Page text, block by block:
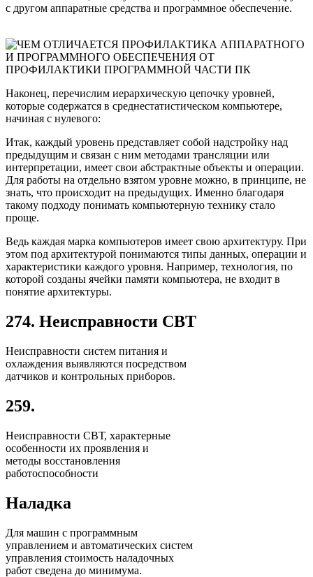
с другом аппаратные средства и программное обеспечение.
Наконец, перечислим иерархическую цепочку уровней,
которые содержатся в среднестатистическом компьютере,
начиная с нулевого:
Итак, каждый уровень представляет собой надстройку над
предыдущим и связан с ним методами трансляции или
интерпретации, имеет свои абстрактные объекты и операции.
Для работы на отдельно взятом уровне можно, в принципе, не
знать, что происходит на предыдущих. Именно благодаря
такому подходу понимать компьютерную технику стало
проще.
Ведь каждая марка компьютеров имеет свою архитектуру. При
этом под архитектурой понимаются типы данных, операции и
характеристики каждого уровня. Например, технология, по
которой созданы ячейки памяти компьютера, не входит в
понятие архитектуры.
274. Неисправности СВТ
Неисправности систем питания и
охлаждения выявляются посредством
датчиков и контрольных приборов.
259.
Неисправности СВТ, характерные
особенности их проявления и
методы восстановления
работоспособности
Наладка
Для машин с программным
управлением и автоматических систем
управления стоимость наладочных
работ сведена до минимума.